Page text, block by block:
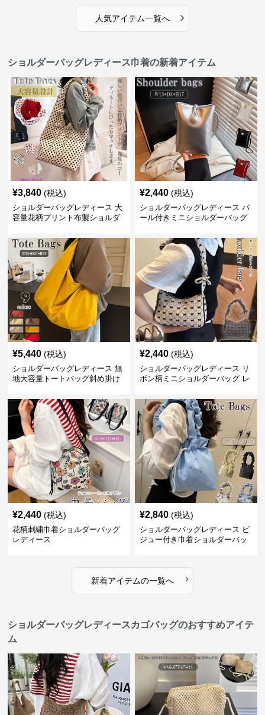
人気アイテム一覧へ ›
ショルダーバッグレディース巾着の新着アイテム
¥3,840 (税込)
ショルダーバッグレディース 大
容量花柄プリント布製ショルダ
¥2,440 (税込)
ショルダーバッグレディース パ
ール付きミニショルダーバッグ
¥5,440 (税込)
ショルダーバッグレディース 無
地大容量トートバッグ斜め掛け
¥2,440 (税込)
ショルダーバッグレディース リ
ボン柄ミニショルダーバッグ レ
¥2,440 (税込)
花柄刺繍巾着ショルダーバッグ
レディース
¥2,840 (税込)
ショルダーバッグレディース ビ
ジュー付き巾着ショルダーバッ
新着アイテムの一覧へ ›
ショルダーバッグレディースカゴバッグのおすすめアイテ
ム